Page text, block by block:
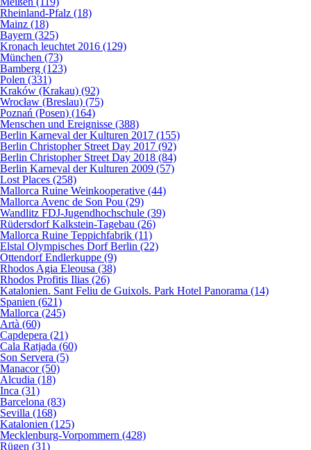
Rheinland-Pfalz (18)
Mainz (18)
Bayern (325)
Kronach leuchtet 2016 (129)
München (73)
Bamberg (123)
Polen (331)
Kraków (Krakau) (92)
Wrocław (Breslau) (75)
Poznań (Posen) (164)
Menschen und Ereignisse (388)
Berlin Karneval der Kulturen 2017 (155)
Berlin Christopher Street Day 2017 (92)
Berlin Christopher Street Day 2018 (84)
Berlin Karneval der Kulturen 2009 (57)
Lost Places (258)
Mallorca Ruine Weinkooperative (44)
Mallorca Avenc de Son Pou (29)
Wandlitz FDJ-Jugendhochschule (39)
Rüdersdorf Kalkstein-Tagebau (26)
Mallorca Ruine Teppichfabrik (11)
Elstal Olympisches Dorf Berlin (22)
Ottendorf Endlerkuppe (9)
Rhodos Agia Eleousa (38)
Rhodos Profitis Ilias (26)
Katalonien. Sant Feliu de Guixols. Park Hotel Panorama (14)
Spanien (621)
Mallorca (245)
Artà (60)
Capdepera (21)
Cala Ratjada (60)
Son Servera (5)
Manacor (50)
Alcudia (18)
Inca (31)
Barcelona (83)
Sevilla (168)
Katalonien (125)
Mecklenburg-Vorpommern (428)
Rügen (31)